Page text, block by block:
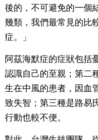
後的，不可避免的一個
幾類，我們最常見的比
症。」
阿茲海默症的症狀包括
認識自己的至親；第二
生在中風的患者，因血
致失智；第三種是路易
行動也較不便。